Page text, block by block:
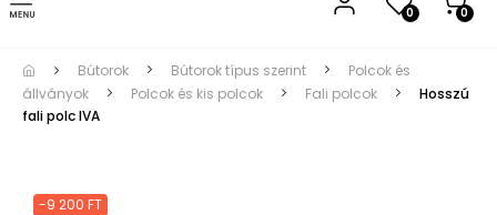
0 0
navigation
Bútorok Bútorok típus szerint
Polcok és
állványok
Polcok és kis polcok Fali polcok
Hosszú
fali polc IVA
-9 200 FT